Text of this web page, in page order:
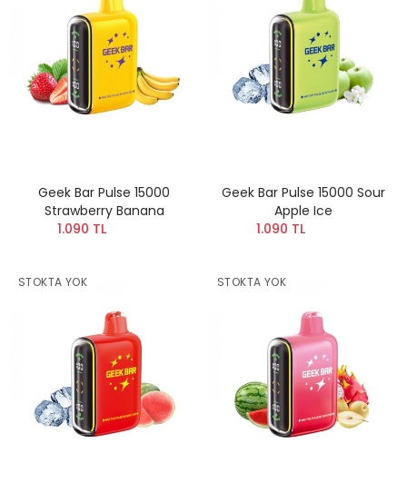
Geek Bar Pulse 15000
Strawberry Banana
1.090 TL
Geek Bar Pulse 15000 Sour
Apple Ice
1.090 TL
STOKTA YOK STOKTA YOK